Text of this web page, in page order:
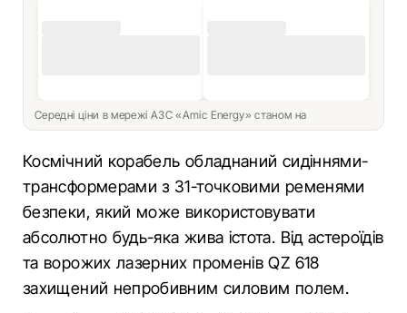
Середні ціни в мережі АЗС «Amic Energy» станом на
Космічний корабель обладнаний сидіннями-
трансформерами з 31-точковими ременями
безпеки, який може використовувати
абсолютно будь-яка жива істота. Від астероїдів
та ворожих лазерних променів QZ 618
захищений непробивним силовим полем.